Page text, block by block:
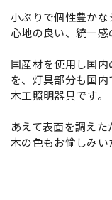
小ぶりで個性豊か
心地の良い、統一感
国産材を使用し国
を、灯具部分も国
木工照明器具です。
あえて表面を調えた
木の色もお愉しみい